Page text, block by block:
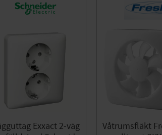
Exxact 2-väg
Våtrumsfläkt